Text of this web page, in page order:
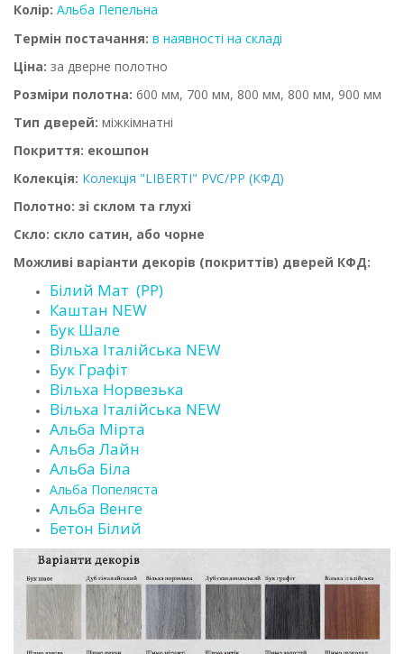
Колір: Альба Пепельна
Термін постачання: в наявності на складі
Ціна: за дверне полотно
Розміри полотна: 600 мм, 700 мм, 800 мм, 800 мм, 900 мм
Тип дверей: міжкімнатні
Покриття: екошпон
Колекція: Колекція "LIBERTI" PVC/PP (КФД)
Полотно: зі склом та глухі
Скло: скло сатин, або чорне
Можливі варіанти декорів (покриттів) дверей КФД:
Білий Мат (PP)
Каштан NEW
Бук Шале
Вільха Італійська NEW
Бук Графіт
Вільха Норвезька
Вільха Італійська NEW
Альба Мірта
Альба Лайн
Альба Біла
Альба Попеляста
Альба Венге
Бетон Білий